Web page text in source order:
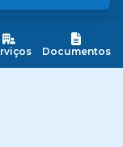
Documentos